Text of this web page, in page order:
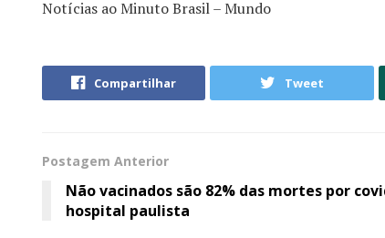
Notícias ao Minuto Brasil – Mundo
Compartilhar Tweet
Postagem Anterior
Não vacinados são 82% das mortes por
hospital paulista